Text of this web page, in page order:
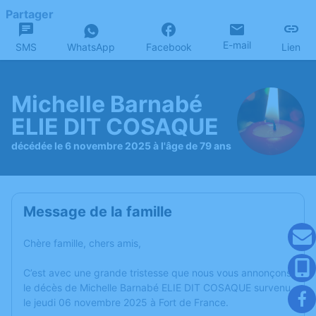
Partager
SMS WhatsApp Facebook E-mail Lien
Michelle Barnabé
ELIE DIT COSAQUE
décédée le 6 novembre 2025 à l'âge de 79 ans
Message de la famille
Chère famille, chers amis,
C’est avec une grande tristesse que nous vous annonçons
le décès de Michelle Barnabé ELIE DIT COSAQUE survenu
le jeudi 06 novembre 2025 à Fort de France.